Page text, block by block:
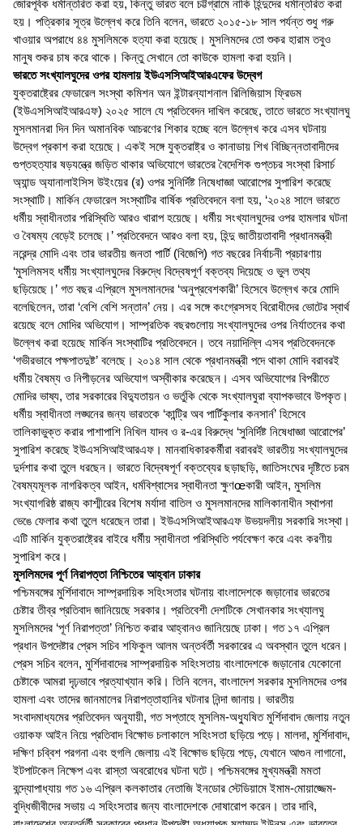
জোরপূর্বক ধর্মান্তরিত করা হয়, কিন্তু ভারত বলে চট্টগ্রামে নাকি হিন্দুদের ধর্মান্তরিত করা
হয়। পত্রিকার সূত্র উল্লেখ করে তিনি বলেন, ভারতে ২০১৫-১৮ সাল পর্যন্ত শুধু গরু
খাওয়ার অপরাধে ৪৪ মুসলিমকে হত্যা করা হয়েছে। মুসলিমদের তো শুকর হারাম তবুও
মানুষ শুকর চাষ করে থাকে। কিন্তু সেখানে তো কাউকে হামলা করা হয়নি।
ভারতে সংখ্যালঘুদের ওপর হামলায় ইউএসসিআইআরএফের উদ্বেগ
যুক্তরাষ্ট্রের ফেডারেল সংস্থা কমিশন অন ইন্টারন্যাশনাল রিলিজিয়াস ফ্রিডম
(ইউএসসিআইআরএফ) ২০২৫ সালে যে প্রতিবেদন দাখিল করেছে, তাতে ভারতে সংখ্যালঘু
মুসলমানরা দিন দিন অমানবিক আচরণের শিকার হচ্ছে বলে উল্লেখ করে এসব ঘটনায়
উদ্বেগ প্রকাশ করা হয়েছে। একই সঙ্গে যুক্তরাষ্ট্র ও কানাডায় শিখ বিচ্ছিন্নতাবাদীদের
গুপ্তহত্যার ষড়যন্ত্রে জড়িত থাকার অভিযোগে ভারতের বৈদেশিক গুপ্তচর সংস্থা রিসার্চ
অ্যান্ড অ্যানালাইসিস উইংয়ের (র) ওপর সুনির্দিষ্ট নিষেধাজ্ঞা আরোপের সুপারিশ করেছে
সংস্থাটি। মার্কিন ফেডারেল সংস্থাটির বার্ষিক প্রতিবেদনে বলা হয়, ‘২০২৪ সালে ভারতে
ধর্মীয় স্বাধীনতার পরিস্থিতি আরও খারাপ হয়েছে। ধর্মীয় সংখ্যালঘুদের ওপর হামলার ঘটনা
ও বৈষম্য বেড়েই চলেছে।’ প্রতিবেদনে আরও বলা হয়, হিন্দু জাতীয়তাবাদী প্রধানমন্ত্রী
নরেন্দ্র মোদি এবং তার ভারতীয় জনতা পার্টি (বিজেপি) গত বছরের নির্বাচনী প্রচারণায়
‘মুসলিমসহ ধর্মীয় সংখ্যালঘুদের বিরুদ্ধে বিদ্বেষপূর্ণ বক্তব্য দিয়েছে ও ভুল তথ্য
ছড়িয়েছে।’ গত বছর এপ্রিলে মুসলমানদের ‘অনুপ্রবেশকারী’ হিসেবে উল্লেখ করে মোদি
বলেছিলেন, তারা ‘বেশি বেশি সন্তান’ নেয়। এর সঙ্গে কংগ্রেসসহ বিরোধীদের ভোটের স্বার্থ
রয়েছে বলে মোদির অভিযোগ। সাম্প্রতিক বছরগুলোয় সংখ্যালঘুদের ওপর নির্যাতনের কথা
উল্লেখ করা হয়েছে মার্কিন সংস্থাটির প্রতিবেদনে। তবে নয়াদিল্লি এসব প্রতিবেদনকে
‘গভীরভাবে পক্ষপাতদুষ্ট’ বলেছে। ২০১৪ সাল থেকে প্রধানমন্ত্রী পদে থাকা মোদি বরাবরই
ধর্মীয় বৈষম্য ও নিপীড়নের অভিযোগ অস্বীকার করেছেন। এসব অভিযোগের বিপরীতে
মোদির ভাষ্য, তার সরকারের বিদ্যুতায়ন ও ভর্তুকি থেকে সংখ্যালঘুরা ব্যাপকভাবে উপকৃত।
ধর্মীয় স্বাধীনতা লঙ্ঘনের জন্য ভারতকে ‘কান্ট্রি অব পার্টিকুলার কনসার্ন’ হিসেবে
তালিকাভুক্ত করার পাশাপাশি নিখিল যাদব ও র-এর বিরুদ্ধে ‘সুনির্দিষ্ট নিষেধাজ্ঞা আরোপের’
সুপারিশ করেছে ইউএসসিআইআরএফ। মানবাধিকারকর্মীরা বরাবরই ভারতীয় সংখ্যালঘুদের
দুর্দশার কথা তুলে ধরছেন। ভারতে বিদ্বেষপূর্ণ বক্তব্যের ছড়াছড়ি, জাতিসংঘের দৃষ্টিতে চরম
বৈষম্যমূলক নাগরিকত্ব আইন, ধর্মবিশ্বাসের স্বাধীনতা ক্ষুণœকারী আইন, মুসলিম
সংখ্যাগরিষ্ঠ রাজ্য কাশ্মীরের বিশেষ মর্যাদা বাতিল ও মুসলমানদের মালিকানাধীন স্থাপনা
ভেঙে ফেলার কথা তুলে ধরেছেন তারা। ইউএসসিআইআরএফ উভয়দলীয় সরকারি সংস্থা।
এটি মার্কিন যুক্তরাষ্ট্রের বাইরে ধর্মীয় স্বাধীনতা পরিস্থিতি পর্যবেক্ষণ করে এবং করণীয়
সুপারিশ করে।
মুসলিমদের পূর্ণ নিরাপত্তা নিশ্চিতের আহ্বান ঢাকার
পশ্চিমবঙ্গের মুর্শিদাবাদে সাম্প্রদায়িক সহিংসতার ঘটনায় বাংলাদেশকে জড়ানোর ভারতের
চেষ্টার তীব্র প্রতিবাদ জানিয়েছে সরকার। প্রতিবেশী দেশটিকে সেখানকার সংখ্যালঘু
মুসলিমদের ‘পূর্ণ নিরাপত্তা’ নিশ্চিত করার আহ্বানও জানিয়েছে ঢাকা। গত ১৭ এপ্রিল
প্রধান উপদেষ্টার প্রেস সচিব শফিকুল আলম অন্তর্বর্তী সরকারের এ অবস্থান তুলে ধরেন।
প্রেস সচিব বলেন, মুর্শিদাবাদের সাম্প্রদায়িক সহিংসতায় বাংলাদেশকে জড়ানোর যেকোনো
চেষ্টাকে আমরা দৃঢ়ভাবে প্রত্যাখ্যান করি। তিনি বলেন, বাংলাদেশ সরকার মুসলিমদের ওপর
হামলা এবং তাদের জানমালের নিরাপত্তাহানির ঘটনার নিন্দা জানায়। ভারতীয়
সংবাদমাধ্যমের প্রতিবেদন অনুযায়ী, গত সপ্তাহে মুসলিম-অধ্যুষিত মুর্শিদাবাদ জেলায় নতুন
ওয়াকফ আইন নিয়ে প্রতিবাদ বিক্ষোভ চলাকালে সহিংসতা ছড়িয়ে পড়ে। মালদা, মুর্শিদাবাদ,
দক্ষিণ চব্বিশ পরগনা এবং হুগলি জেলায় এই বিক্ষোভ ছড়িয়ে পড়ে, যেখানে আগুন লাগানো,
ইটপাটকেল নিক্ষেপ এবং রাস্তা অবরোধের ঘটনা ঘটে। পশ্চিমবঙ্গের মুখ্যমন্ত্রী মমতা
বন্দ্যোপাধ্যায় গত ১৬ এপ্রিল কলকাতার নেতাজি ইনডোর স্টেডিয়ামে ইমাম-মোয়াজ্জেম-
বুদ্ধিজীবীদের সভায় এ সহিংসতার জন্য বাংলাদেশকে দোষারোপ করেন। তার দাবি,